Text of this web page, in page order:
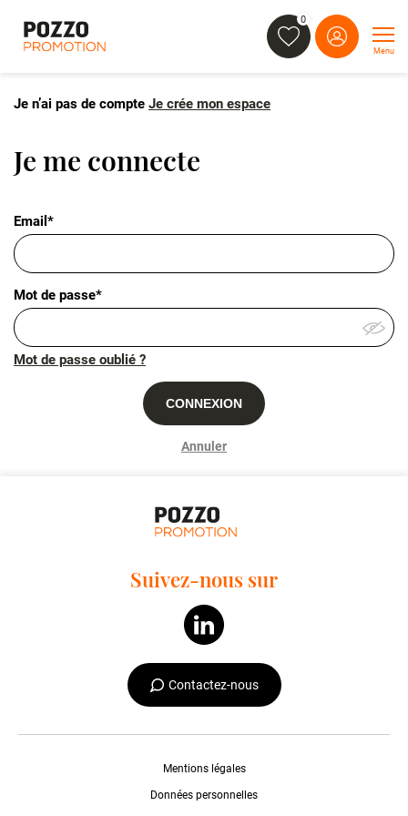
0
Menu
Je n’ai pas de compte Je crée mon espace
Je me connecte
Email*
Mot de passe*
Mot de passe oublié ?
CONNEXION
Annuler
Suivez-nous sur
Contactez-nous
Mentions légales
Données personnelles